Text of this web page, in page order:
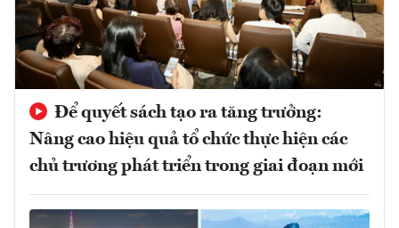
Để quyết sách tạo ra tăng trưởng:
Nâng cao hiệu quả tổ chức thực hiện các
chủ trương phát triển trong giai đoạn mới